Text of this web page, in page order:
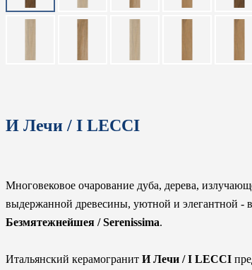
И Лечи / I LECCI
Многовековое очарование дуба, дерева,
выдержанной древесины, уютной и элегантной -
Безмятежнейшея / Serenissima.
Итальянский керамогранит И Лечи / I LECCI